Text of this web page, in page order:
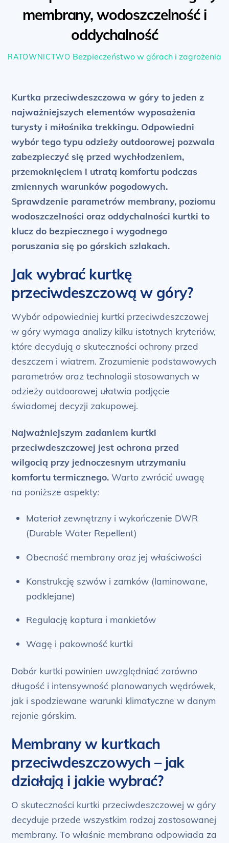
membrany, wodoszczelność i
oddychalność
RATOWNICTWO Bezpieczeństwo w górach i zagrożenia
Kurtka przeciwdeszczowa w góry to jeden z
najważniejszych elementów wyposażenia
turysty i miłośnika trekkingu. Odpowiedni
wybór tego typu odzieży outdoorowej pozwala
zabezpieczyć się przed wychłodzeniem,
przemoknięciem i utratą komfortu podczas
zmiennych warunków pogodowych.
Sprawdzenie parametrów membrany, poziomu
wodoszczelności oraz oddychalności kurtki to
klucz do bezpiecznego i wygodnego
poruszania się po górskich szlakach.
Jak wybrać kurtkę
przeciwdeszczową w góry?
Wybór odpowiedniej kurtki przeciwdeszczowej
w góry wymaga analizy kilku istotnych kryteriów,
które decydują o skuteczności ochrony przed
deszczem i wiatrem. Zrozumienie podstawowych
parametrów oraz technologii stosowanych w
odzieży outdoorowej ułatwia podjęcie
świadomej decyzji zakupowej.
Najważniejszym zadaniem kurtki
przeciwdeszczowej jest ochrona przed
wilgocią przy jednoczesnym utrzymaniu
komfortu termicznego. Warto zwrócić uwagę
na poniższe aspekty:
Materiał zewnętrzny i wykończenie DWR
(Durable Water Repellent)
Obecność membrany oraz jej właściwości
Konstrukcję szwów i zamków (laminowane,
podklejane)
Regulację kaptura i mankietów
Wagę i pakowność kurtki
Dobór kurtki powinien uwzględniać zarówno
długość i intensywność planowanych wędrówek,
jak i spodziewane warunki klimatyczne w danym
rejonie górskim.
Membrany w kurtkach
przeciwdeszczowych – jak
działają i jakie wybrać?
O skuteczności kurtki przeciwdeszczowej w góry
decyduje przede wszystkim rodzaj zastosowanej
membrany. To właśnie membrana odpowiada za